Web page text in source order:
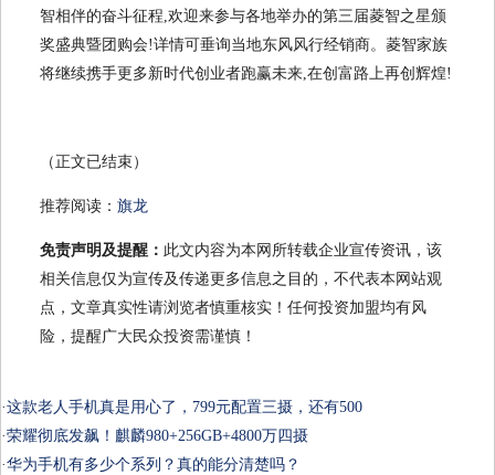
智相伴的奋斗征程,欢迎来参与各地举办的第三届菱智之星颁
奖盛典暨团购会!详情可垂询当地东风风行经销商。菱智家族
将继续携手更多新时代创业者跑赢未来,在创富路上再创辉煌!
（正文已结束）
推荐阅读： 旗龙
免责声明及提醒： 此文内容为本网所转载企业宣传资讯，该
相关信息仅为宣传及传递更多信息之目的，不代表本网站观
点，文章真实性请浏览者慎重核实！任何投资加盟均有风
险，提醒广大民众投资需谨慎！
·这款老人手机真是用心了，799元配置三摄，还有500
·荣耀彻底发飙！麒麟980+256GB+4800万四摄
·华为手机有多少个系列？真的能分清楚吗？